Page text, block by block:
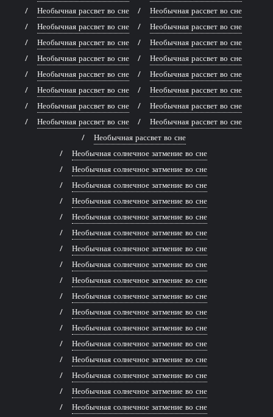
Необычная рассвет во сне
Необычная рассвет во сне
Необычная рассвет во сне
Необычная рассвет во сне
Необычная рассвет во сне
Необычная рассвет во сне
Необычная рассвет во сне
Необычная рассвет во сне
Необычная рассвет во сне
Необычная рассвет во сне
Необычная рассвет во сне
Необычная рассвет во сне
Необычная рассвет во сне
Необычная рассвет во сне
Необычная рассвет во сне
Необычная рассвет во сне
Необычная рассвет во сне
Необычная солнечное затмение во сне
Необычная солнечное затмение во сне
Необычная солнечное затмение во сне
Необычная солнечное затмение во сне
Необычная солнечное затмение во сне
Необычная солнечное затмение во сне
Необычная солнечное затмение во сне
Необычная солнечное затмение во сне
Необычная солнечное затмение во сне
Необычная солнечное затмение во сне
Необычная солнечное затмение во сне
Необычная солнечное затмение во сне
Необычная солнечное затмение во сне
Необычная солнечное затмение во сне
Необычная солнечное затмение во сне
Необычная солнечное затмение во сне
Необычная солнечное затмение во сне